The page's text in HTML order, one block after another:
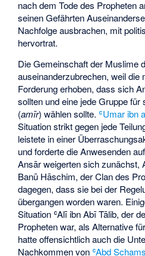
nach dem Tode des Propheten
seinen Gefährten
Nachfolge ausbrachen, mit
hervortrat.
Die Gemeinschaft der Muslime
auseinanderzubrechen, weil
Forderung erhoben, dass sich
sollten und eine jede Gruppe
(amīr) wählen sollte. ʿUmar ibn
Situation strikt gegen jede
leistete in einer
und forderte die Anwesenden
Ansār weigerten sich zunächst,
Banū Hāschim, der Clan des
dagegen, dass sie bei der
übergangen worden waren.
Situation ʿAlī ibn Abī Tālib, der
Propheten war, als Alternative
hatte offensichtlich auch die
Nachkommen von ʿAbd